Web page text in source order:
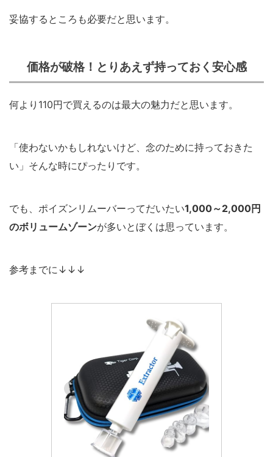
妥協するところも必要だと思います。
価格が破格！とりあえず持っておく安心感
何より110円で買えるのは最大の魅力だと思います。
「使わないかもしれないけど、念のために持っておきた
い」そんな時にぴったりです。
でも、ポイズンリムーバーってだいたい1,000～2,000円
のボリュームゾーンが多いとぼくは思っています。
参考までに↓↓↓